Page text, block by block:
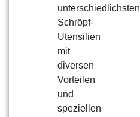
unterschiedlichsten
Schröpf-
Utensilien
mit
diversen
Vorteilen
und
speziellen